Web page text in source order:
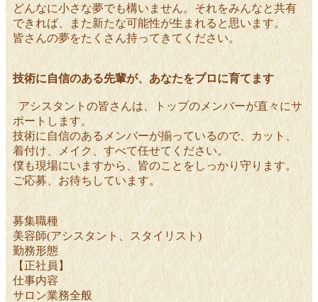
どんなに小さな夢でも構いません。それをみんなと共有
できれば、また新たな可能性が生まれると思います。
皆さんの夢をたくさん持ってきてください。
技術に自信のある先輩が、あなたをプロに育てます
アシスタントの皆さんは、トップのメンバーが直々にサ
ポートします。
技術に自信のあるメンバーが揃っているので、カット、
着付け、メイク、すべて任せてください。
僕も現場にいますから、皆のことをしっかり守ります。
ご応募、お待ちしています。
募集職種
美容師(アシスタント、スタイリスト)
勤務形態
【正社員】
仕事内容
サロン業務全般